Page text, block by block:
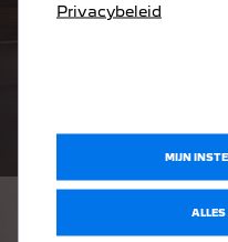
PEUGEOT bewijst dat een
Privacybeleid
MIJN
ALLES